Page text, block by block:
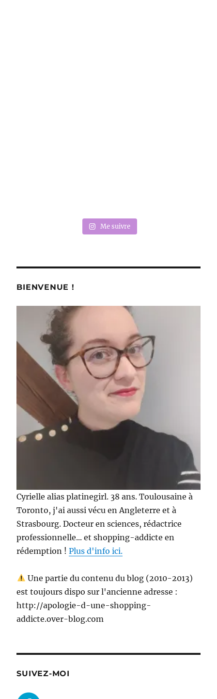
Me suivre
BIENVENUE !
Cyrielle alias platinegirl. 38 ans. Toulousaine à
Toronto, j'ai aussi vécu en Angleterre et à
Strasbourg. Docteur en sciences, rédactrice
professionnelle... et shopping-addicte en
rédemption !Plus d'info ici.
Une partie du contenu du blog (2010-2013)
est toujours dispo sur l'ancienne adresse :
http://apologie-d-une-shopping-
addicte.over-blog.com
SUIVEZ-MOI